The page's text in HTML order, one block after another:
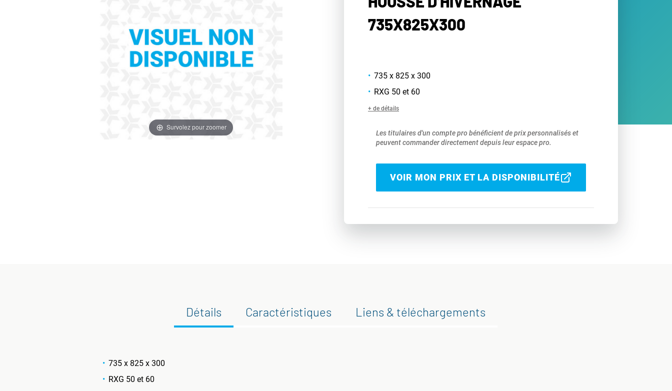
Survolez pour zoomer
735X825X300
735 x 825 x 300
RXG 50 et 60
+ de détails
Les titulaires d'un compte pro bénéficient de prix personnalisés et
peuvent commander directement depuis leur espace pro.
VOIR MON PRIX ET LA DISPONIBILITÉ
Détails Caractéristiques Liens & téléchargements
735 x 825 x 300
RXG 50 et 60